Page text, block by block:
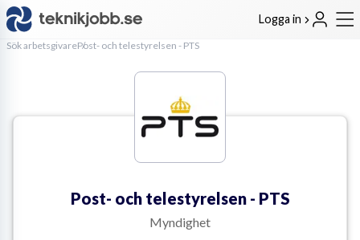
Logga in
Sök arbetsgivarePost- och telestyrelsen - PTS
Post- och telestyrelsen - PTS
Myndighet